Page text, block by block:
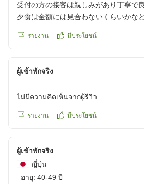
受付の方の接客は親しみがあり丁寧で
夕食は金額には見合わないくらいかな
貸切の温泉のみしか入っていないので
かなという感じです。特にこれといっ
たです。観光地なので高いのは仕方な
し物足りない感じです。
クチコミの詳細はこちらから
https://review.travel.rakuten.co.jp/hotel/
รายงาน มีประโยชน์
ผู้เข้าพักจริง
ไม่มีความคิดเห็นจากผู้รีวิว
รายงาน มีประโยชน์
ผู้เข้าพักจริง
ญี่ปุ่น
อายุ: 40-49 ปี